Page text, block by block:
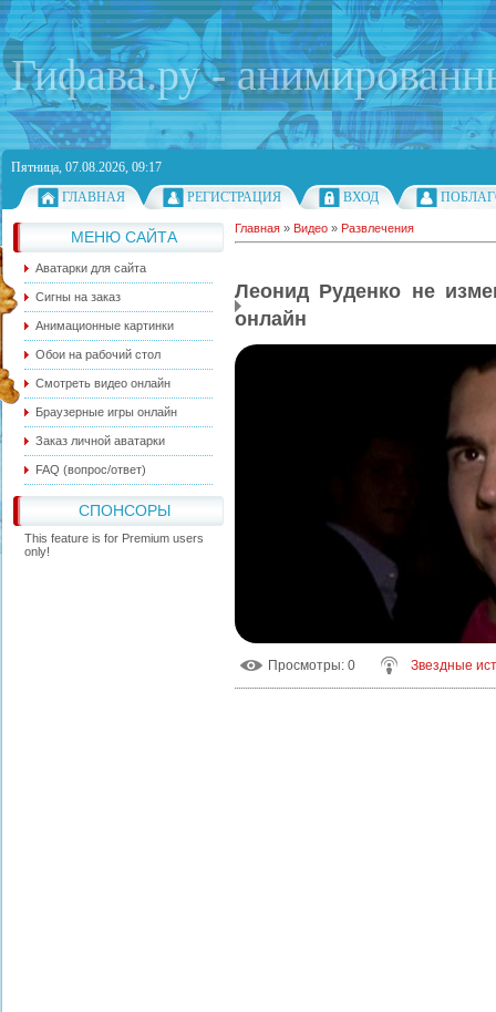
Гифава.ру -
Пятница, 07.08.2026, 09:17
ГЛАВНАЯ
РЕГИСТРАЦИЯ ВХОД
МЕНЮ САЙТА
Аватарки для сайта
Сигны на заказ
Анимационные картинки
Обои на рабочий стол
Смотреть видео онлайн
Браузерные игры онлайн
Заказ личной аватарки
FAQ (вопрос/ответ)
СПОНСОРЫ
This feature is for Premium users
only!
Главная » Видео » Развлечения
Леонид Руденко не
онлайн
Просмотры: 0 Звездные